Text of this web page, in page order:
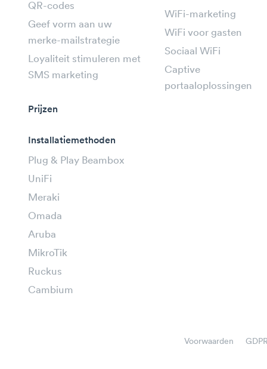
QR-codes
Geef vorm aan uw
merke-mailstrategie
Loyaliteit stimuleren met
SMS marketing
Prijzen
Installatiemethoden
Plug & Play Beambox
UniFi
Meraki
Omada
Aruba
MikroTik
Ruckus
Cambium
WiFi-marketing
WiFi voor gasten
Sociaal WiFi
Captive
portaaloplossingen
Voorwaarden